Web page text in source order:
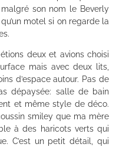
son nom le Beverly
motel si on regarde la
deux et avions choisi
mais avec deux lits,
d’espace autour. Pas de
dépaysée: salle de bain
et même style de déco.
smiley que ma mère
à des haricots verts qui
C’est un petit détail, qui